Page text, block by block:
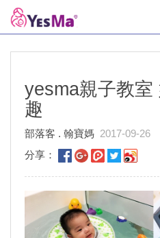
yesma親子教室
趣
部落客 . 翰寶媽 2017-09-26
分享：